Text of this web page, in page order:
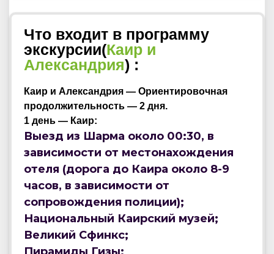
Что входит в программу
экскурсии(Каир и
Александрия) :
Каир и Александрия — Ориентировочная
продолжительность — 2 дня.
1 день — Каир:
Выезд из Шарма около 00:30, в
зависимости от местонахождения
отеля (дорога до Каира около 8-9
часов, в зависимости от
сопровождения полиции);
Национальный Каирский музей;
Великий Сфинкс;